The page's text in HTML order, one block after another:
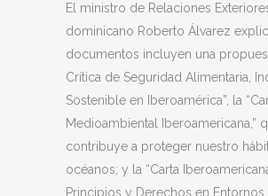
El ministro de Relaciones
dominicano Roberto Álvarez
documentos incluyen una
Crítica de Seguridad Alimentaria,
Sostenible en Iberoamérica”, la
Medioambiental Iberoamericana,”
contribuye a proteger nuestro
océanos; y la “Carta
Principios y Derechos en Entornos